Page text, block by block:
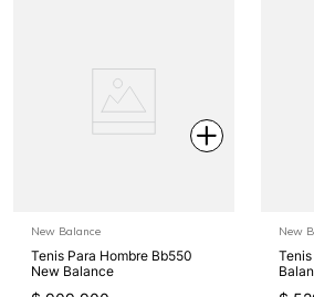
New Balance
Tenis Para Hombre Bb550
New Balance
New